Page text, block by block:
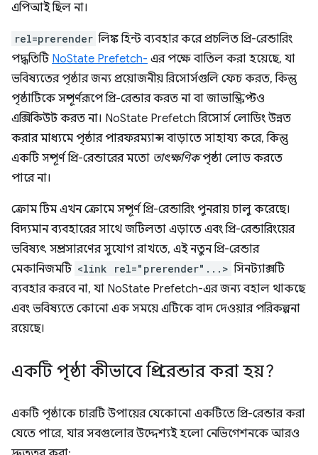
এপিআই ছিল না।
rel=prerender লিঙ্ক হিন্ট ব্যবহার করে প্রচলিত প্রি-রেন্ডারিং
পদ্ধতিটি NoState Prefetch- এর পক্ষে বাতিল করা হয়েছে, যা
ভবিষ্যতের পৃষ্ঠার জন্য প্রয়োজনীয় রিসোর্সগুলি ফেচ করত, কিন্তু
পৃষ্ঠাটিকে সম্পূর্ণরূপে প্রি-রেন্ডার করত না বা জাভাস্ক্রিপ্টও
এক্সিকিউট করত না। NoState Prefetch রিসোর্স লোডিং উন্নত
করার মাধ্যমে পৃষ্ঠার পারফরম্যান্স বাড়াতে সাহায্য করে, কিন্তু
একটি সম্পূর্ণ প্রি-রেন্ডারের মতো তাৎক্ষণিকপৃষ্ঠা লোড করতে
পারে না।
ক্রোম টিম এখন ক্রোমে সম্পূর্ণ প্রি-রেন্ডারিং পুনরায় চালু করেছে।
বিদ্যমান ব্যবহারের সাথে জটিলতা এড়াতে এবং প্রি-রেন্ডারিংয়ের
ভবিষ্যৎ সম্প্রসারণের সুযোগ রাখতে, এই নতুন প্রি-রেন্ডার
মেকানিজমটি <link rel="prerender"...> সিনট্যাক্সটি
ব্যবহার করবে না, যা NoState Prefetch-এর জন্য বহাল থাকছে
এবং ভবিষ্যতে কোনো এক সময়ে এটিকে বাদ দেওয়ার পরিকল্পনা
রয়েছে।
একটি পৃষ্ঠা কীভাবে প্রি-রেন্ডার করা হয়?
একটি পৃষ্ঠাকে চারটি উপায়ের যেকোনো একটিতে প্রি-রেন্ডার করা
যেতে পারে, যার সবগুলোর উদ্দেশ্যই হলো নেভিগেশনকে আরও